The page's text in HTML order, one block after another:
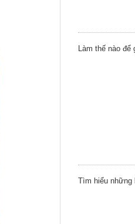
Làm thế nào để
Tìm hiểu những